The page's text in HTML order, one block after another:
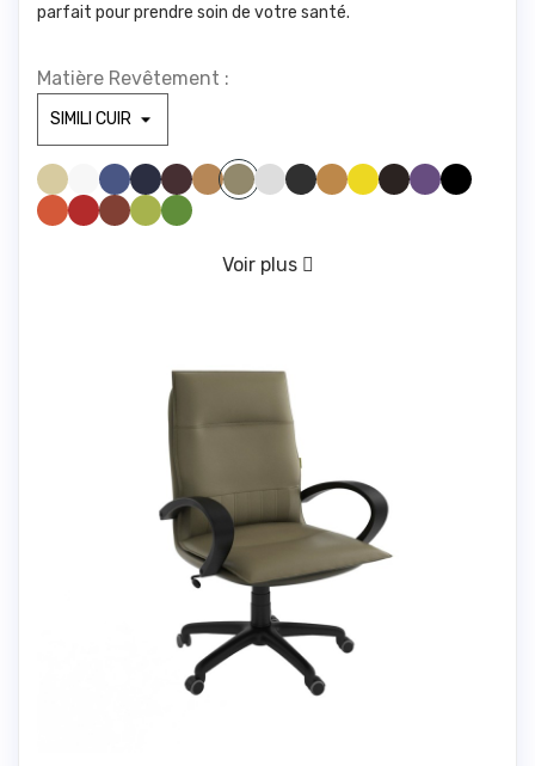
parfait pour prendre soin de votre santé.
Matière Revêtement :
SIMILI BLANC 100 SIMILI BLEU CLAIR 285 SIMILI BLEU FONCE1211
SIMILI BORDEAUX 1721SIMILI CAMEL 1846SIMILI GREGE 1842SIMILI GRIS CLAIR1940
SIMILI GRIS FONCE 961 SIMILI JAUNE 446 SIMILI JAUNE 475 SIMILISIMILI MAUVE 328
SIMILI ORANGE 1794SIMILI ROUGE 1783SIMILI ROUILLE 775SIMILI VERT ANIS 1611SIMILI VERT FORET 673
VERT D'EAU 416
Voir plus